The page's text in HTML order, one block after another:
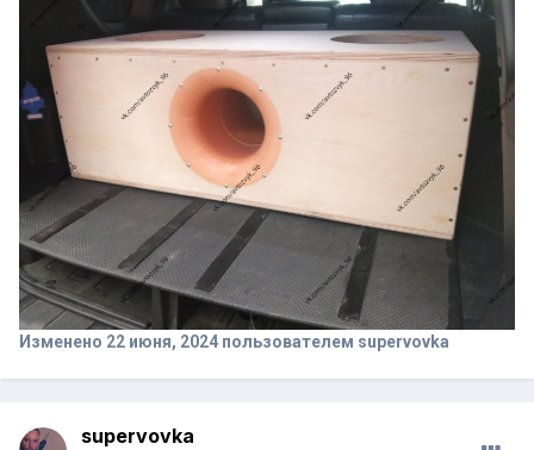
Изменено 22 июня, 2024 пользователем supervovka
supervovka